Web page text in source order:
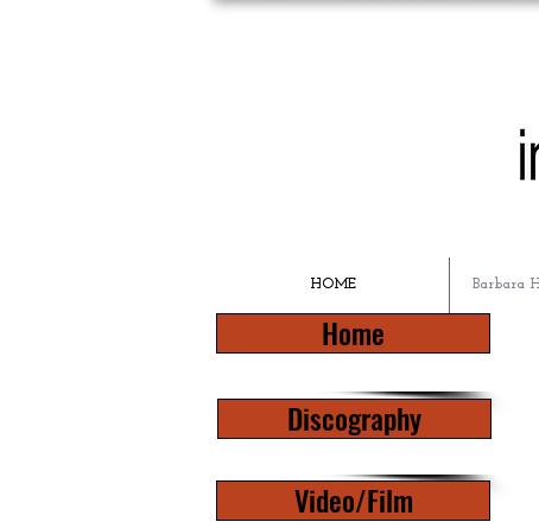
HOME Barbara
Home
Discography
Video/Film